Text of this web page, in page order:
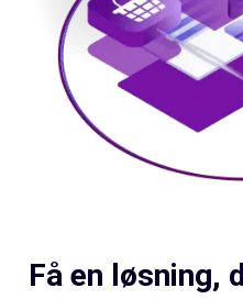
Få en løsning,